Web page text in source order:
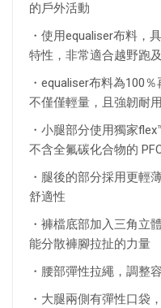
的戶外活動
・使用equaliser布料，
特性，非常適合越野跑
・equaliser布料為100
不僅僅輕量，且強韌耐用
・小腿部分使用獨家
不含全氟碳化合物的
・腿後的部分採用更輕
舒適性
・褲檔底部加入三角立
能分散褲腳拉扯的力量
・腰部彈性拉繩，調整
・ 大腿兩側有彈性口袋